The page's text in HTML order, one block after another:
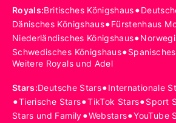
Royals:Britisches Königshaus•
Dänisches Königshaus•Fürstenhaus
Niederländisches Königshaus•
Schwedisches Königshaus•
Weitere Royals und Adel
Stars:Deutsche Stars•Internationale
•Tierische Stars•TikTok Stars•Sport
Stars und Family•Webstars•YouTube